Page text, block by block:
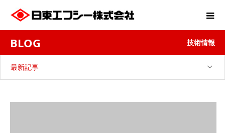
BLOG 技術情報
最新記事